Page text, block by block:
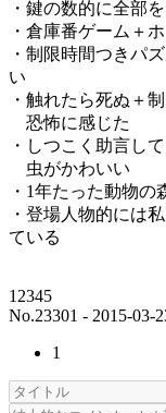
・鍵の数的に全部
・倉庫番ゲーム＋
・制限時間つきパ
い
・触れたら死ぬ＋
恐怖に感じた
・しつこく助言し
虫がかわいい
・1年たった動物の
・登場人物的には
ている
12345
No.23301 - 2015-03-
1